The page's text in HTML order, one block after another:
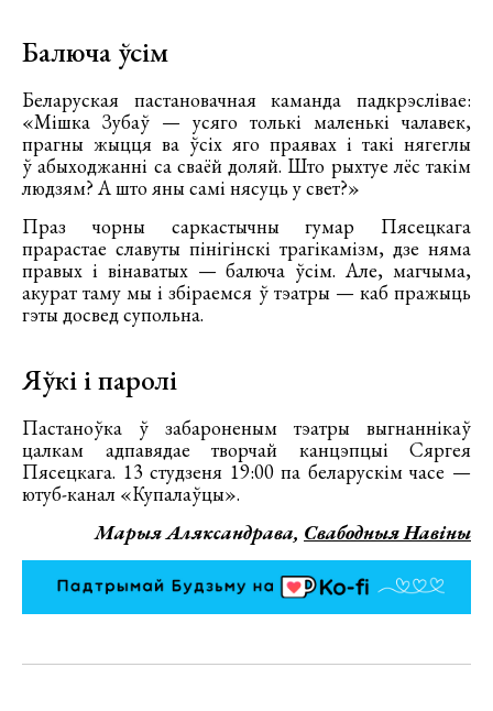
Балюча ўсім
Беларуская пастановачная каманда падкрэслівае:
«Мішка Зубаў — усяго толькі маленькі чалавек,
прагны жыцця ва ўсіх яго праявах і такі нягеглы
ў абыходжанні са сваёй доляй. Што рыхтуе лёс такім
людзям? А што яны самі нясуць у свет?»
Праз чорны саркастычны гумар Пясецкага
прарастае славуты пінігінскі трагікамізм, дзе няма
правых і вінаватых — балюча ўсім. Але, магчыма,
акурат таму мы і збіраемся ў тэатры — каб пражыць
гэты досвед супольна.
Яўкі і паролі
Пастаноўка ў забароненым тэатры выгнаннікаў
цалкам адпавядае творчай канцэпцыі Сяргея
Пясецкага. 13 студзеня 19:00 па беларускім часе —
ютуб-канал «Купалаўцы».
Марыя Аляксандрава, Свабодныя Навіны